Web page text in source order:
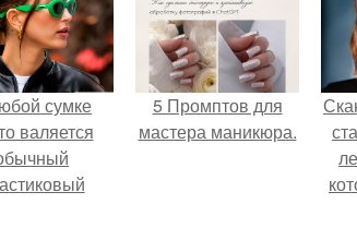
сумке
валяется
5 Промптов для
мастера маникюра.